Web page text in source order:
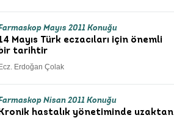
Mayıs 2011 Konuğu
Mayıs Türk eczacıları için önemli
tarihtir
Ecz. Erdoğan Çolak
Nisan 2011 Konuğu
hastalık yönetiminde uzaktan